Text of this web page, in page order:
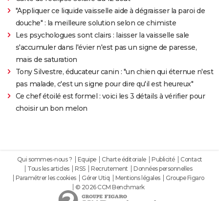
"Appliquer ce liquide vaisselle aide à dégraisser la paroi de
douche" : la meilleure solution selon ce chimiste
Les psychologues sont clairs : laisser la vaisselle sale
s'accumuler dans l'évier n'est pas un signe de paresse,
mais de saturation
Tony Silvestre, éducateur canin : "un chien qui éternue n'est
pas malade, c'est un signe pour dire qu'il est heureux"
Ce chef étoilé est formel : voici les 3 détails à vérifier pour
choisir un bon melon
Qui sommes-nous ? Equipe Charte éditoriale Publicité
Contact
Tous les articles
RSS Recrutement
Données personnelles
Paramétrer les cookies
Gérer Utiq Mentions légales
Groupe Figaro
© 2026 CCM Benchmark